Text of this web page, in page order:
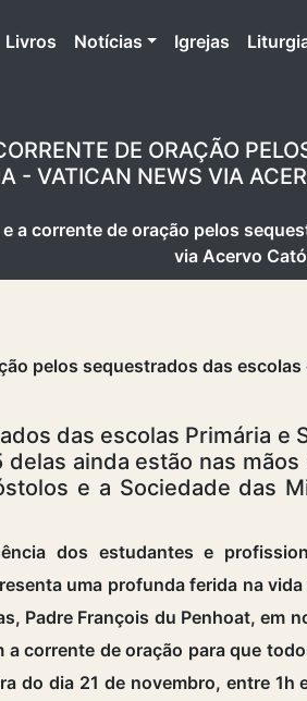
Livros Notícias Igrejas
DE ORAÇÃO
- VATICAN NEWS VIA
a corrente de oração pelos
via Acervo
das escolas Primária e
ainda estão nas
e a Sociedade das
dos estudantes e
uma profunda ferida na
Padre François du Penhoat, em
corrente de oração para que
do dia 21 de novembro, entre